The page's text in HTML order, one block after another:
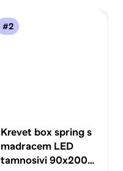
#2
Krevet box spring s
madracem LED
tamnosivi 90x200